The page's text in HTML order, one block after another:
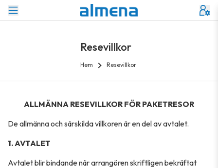
Resevillkor
Hem Resevillkor
ALLMÄNNA RESEVILLKOR FÖR PAKETRESOR
De allmänna och särskilda villkoren är en del av avtalet.
1. AVTALET
Avtalet blir bindande när arrangören skriftligen bekräftat